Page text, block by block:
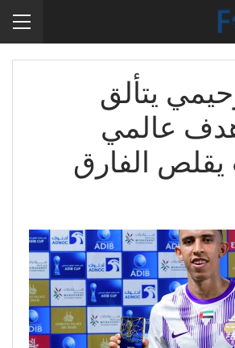
يتألق
عالمي
يقلص الفارق